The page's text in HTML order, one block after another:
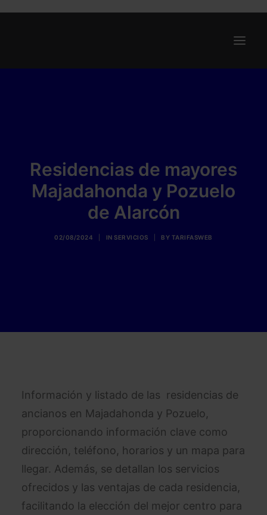
Renting
Compañías
Residencias de mayores
Majadahonda y Pozuelo
de Alarcón
02/08/2024 INSERVICIOS BY TARIFASWEB
Información y listado de las residencias de
ancianos en Majadahonda y Pozuelo,
proporcionando información clave como
dirección, teléfono, horarios y un mapa para
llegar. Además, se detallan los servicios
ofrecidos y las ventajas de cada residencia,
facilitando la elección del mejor centro para